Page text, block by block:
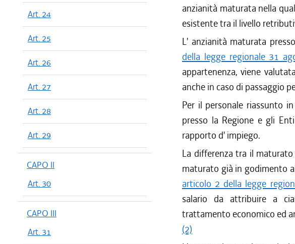
Art. 24
Art. 25
Art. 26
Art. 27
Art. 28
Art. 29
CAPO II
Art. 30
CAPO III
Art. 31
anzianità maturata nella
esistente tra il livello
L' anzianità maturata
della legge regionale 31
appartenenza, viene
anche in caso di passaggio
Per il personale riassunto
presso la Regione e gli
rapporto d' impiego.
La differenza tra il
maturato già in godimento
articolo 2 della legge
salario da attribuire a
trattamento economico ed
(2)